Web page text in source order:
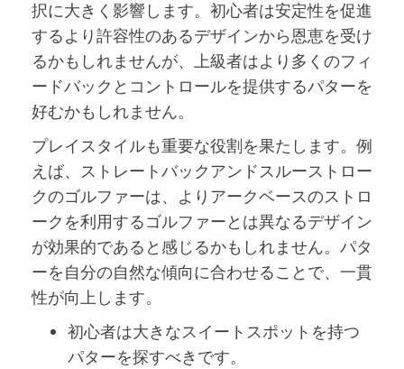
択に大きく影響します。初心者は安定性を促進
するより許容性のあるデザインから恩恵を受け
るかもしれませんが、上級者はより多くのフィ
ードバックとコントロールを提供するパターを
好むかもしれません。
プレイスタイルも重要な役割を果たします。例
えば、ストレートバックアンドスルーストロー
クのゴルファーは、よりアークベースのストロ
ークを利用するゴルファーとは異なるデザイン
が効果的であると感じるかもしれません。パタ
ーを自分の自然な傾向に合わせることで、一貫
性が向上します。
初心者は大きなスイートスポットを持つ
パターを探すべきです。